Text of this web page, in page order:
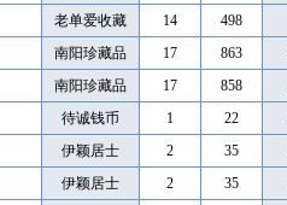
老单爱收藏
14 498
南阳珍藏品
17 863
南阳珍藏品
17 858
待诚钱币
1 22
伊颖居士
2 35
伊颖居士
2 35